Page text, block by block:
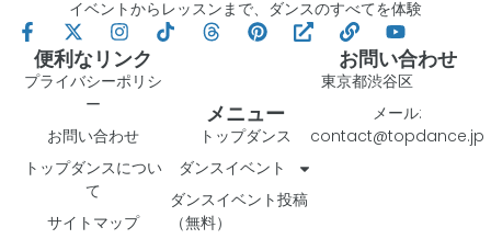
イベントからレッスンまで、ダンスのすべてを体験
便利なリンク
プライバシーポリシ
ー
お問い合わせ
トップダンスについ
て
サイトマップ
メニュー
トップダンス
ダンスイベント
ダンスイベント投稿
（無料）
お問い合わせ
東京都渋谷区
メール:
contact@topdance.jp